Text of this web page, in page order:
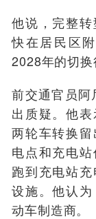
他说，完整
快在居民区
2028年的切换
前交通官员阿
出质疑。他
两轮车转换
电点和充电
跑到充电站
设施。他认
动车制造商。